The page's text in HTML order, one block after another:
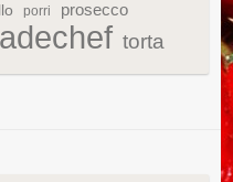
porri prosecco
torta